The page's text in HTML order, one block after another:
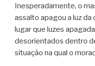
Inesperadamente, o
assalto apagou a luz da
lugar que luzes
desorientados dentro
situação na qual o